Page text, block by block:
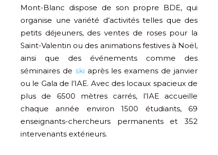
Mont-Blanc dispose de son propre BDE, qui
organise une variété d’activités telles que des
petits déjeuners, des ventes de roses pour la
Saint-Valentin ou des animations festives à Noël,
ainsi que des événements comme des
séminaires de ski après les examens de janvier
ou le Gala de l’IAE. Avec des locaux spacieux de
plus de 6500 mètres carrés, l’IAE accueille
chaque année environ 1500 étudiants, 69
enseignants-chercheurs permanents et 352
intervenants extérieurs.